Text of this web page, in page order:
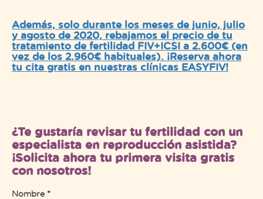
Además, solo durante los meses de junio, julio
y agosto de 2020, rebajamos el precio de tu
tratamiento de fertilidad FIV+ICSI a 2.600€ (en
vez de los 2.960€ habituales). ¡Reserva ahora
tu cita gratis en nuestras clínicas EASYFIV!
¿Te gustaría revisar tu fertilidad con un
especialista en reproducción asistida?
¡Solicita ahora tu primera visita gratis
con nosotros!
Nombre *